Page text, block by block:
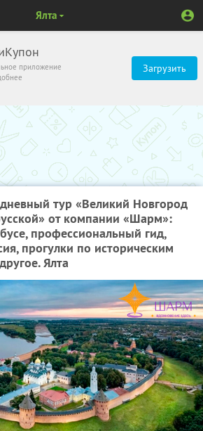
приложение
Загрузить
Ялта
тур «Великий Новгород
от компании «Шарм»:
профессиональный гид,
прогулки по историческим
Ялта